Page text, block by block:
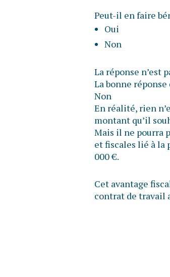
Peut-il en faire
Oui
Non
La réponse n’est
La bonne
Non
En réalité, rien
montant qu’il
Mais il ne pourra
et fiscales lié à la
000 €.
Cet avantage
contrat de travail